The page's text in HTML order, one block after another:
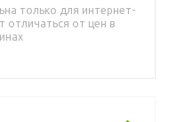
только для интернет-
отличаться от цен в